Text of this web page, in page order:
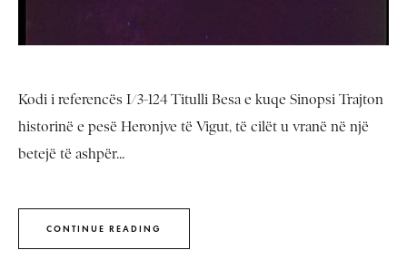
Kodi i referencës I/3-124 Titulli Besa e kuqe Sinopsi Trajton
historinë e pesë Heronjve të Vigut, të cilët u vranë në një
betejë të ashpër...
CONTINUE READING